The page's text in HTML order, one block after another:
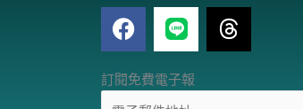
F
a
e
T
h
訂閱免費電子報
電